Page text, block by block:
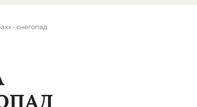
- снегопад